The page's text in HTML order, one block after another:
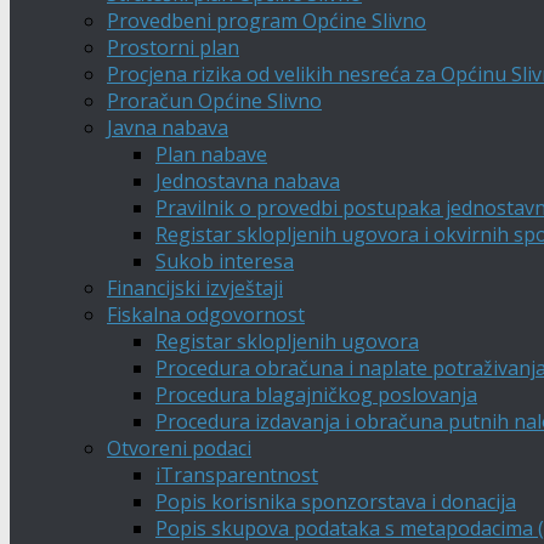
Provedbeni program Općine Slivno
Prostorni plan
Procjena rizika od velikih nesreća za Općinu
Proračun Općine Slivno
Javna nabava
Plan nabave
Jednostavna nabava
Pravilnik o provedbi postupaka
Registar sklopljenih ugovora i okvirnih
Sukob interesa
Financijski izvještaji
Fiskalna odgovornost
Registar sklopljenih ugovora
Procedura obračuna i naplate
Procedura blagajničkog poslovanja
Procedura izdavanja i obračuna putnih
Otvoreni podaci
iTransparentnost
Popis korisnika sponzorstava i donacija
Popis skupova podataka s metapodacima